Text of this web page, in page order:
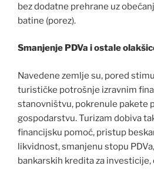
bez dodatne prehrane uz
batine (porez).
Smanjenje PDVa i ostale
Navedene zemlje su, pored
turističke potrošnje izravnim
stanovništvu, pokrenule pakete
gospodarstvu. Turizam dobiva
financijsku pomoć, pristup
likvidnost, smanjenu stopu
bankarskih kredita za